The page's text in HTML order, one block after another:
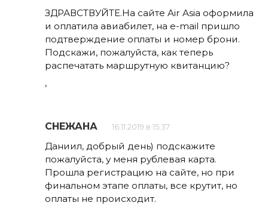
ЗДРАВСТВУЙТЕ.На сайте Air Asia оформила
и оплатила авиабилет, на е-mail пришло
подтверждение оплаты и номер брони.
Подскажи, пожалуйста, как теперь
распечатать маршрутную квитанцию?
,
СНЕЖАНА 16.11.2019 в 15:37
Даниил, добрый день) подскажите
пожалуйста, у меня рублевая карта.
Прошла регистрацию на сайте, но при
финальном этапе оплаты, все крутит, но
оплаты не происходит.